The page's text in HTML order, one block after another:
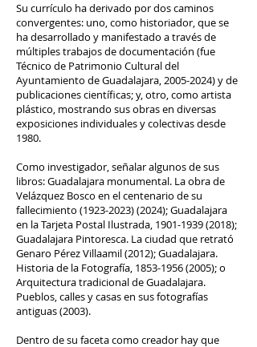
Su currículo ha derivado por dos caminos
convergentes: uno, como historiador, que se
ha desarrollado y manifestado a través de
múltiples trabajos de documentación (fue
Técnico de Patrimonio Cultural del
Ayuntamiento de Guadalajara,2005-2024)y de
publicaciones científicas; y, otro, como artista
plástico, mostrando sus obras en diversas
exposiciones individuales y colectivas desde
1980.
Como investigador, señalar algunos de sus
libros: Guadalajara monumental. La obra de
Velázquez Bosco en el centenario de su
fallecimiento (1923-2023) (2024); Guadalajara
en la Tarjeta Postal Ilustrada, 1901-1939 (2018);
Guadalajara Pintoresca. La ciudad que retrató
Genaro Pérez Villaamil (2012); Guadalajara.
Historia de la Fotografía, 1853-1956 (2005); o
Arquitectura tradicional de Guadalajara.
Pueblos, calles y casas en sus fotografías
antiguas (2003).
Dentro de su faceta como creador hay que